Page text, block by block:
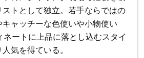
ストとして独立。若手ならではの
ャッチーな色使いや小物使い
ネートに上品に落とし込むスタイ
気を得ている。